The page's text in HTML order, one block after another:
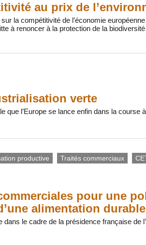
au prix de
la compétitivité de l’économie
à renoncer à la protection de la
verte
que l’Europe se lance enfin dans la course
productive Traités commerciaux
pour une
alimentation durable
le cadre de la présidence française de